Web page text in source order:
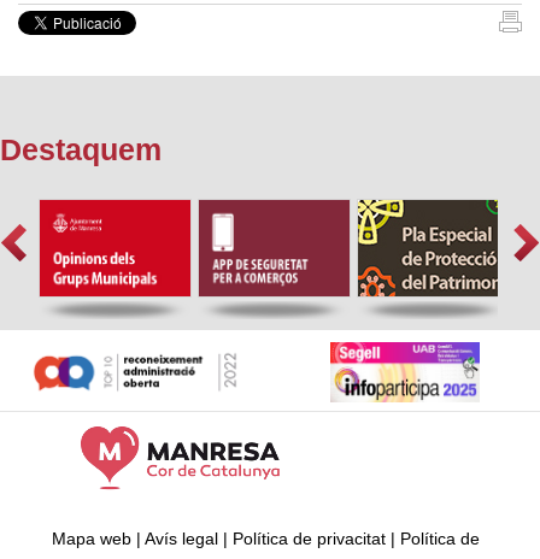
Destaquem
Mapa web | Avís legal | Política de privacitat | Política de